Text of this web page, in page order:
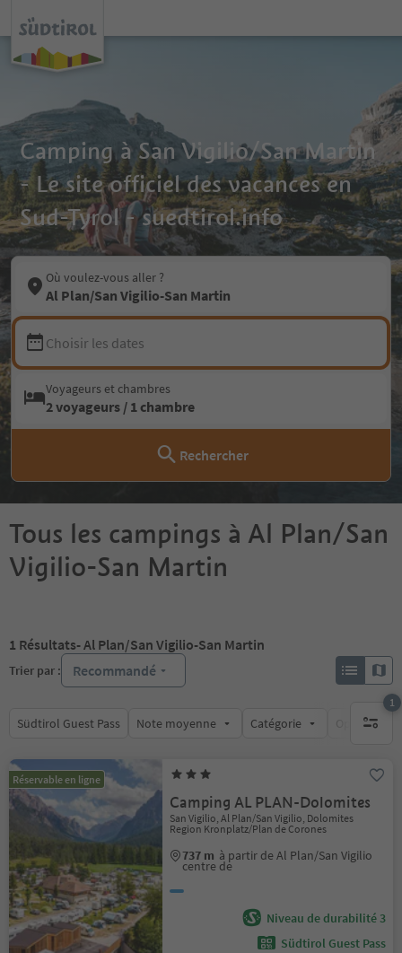
Camping à San Vigilio/San Martin
- Le site officiel des vacances en
Sud-Tyrol - suedtirol.info
Où voulez-vous aller ?
Al Plan/San Vigilio-San Martin
Choisir les dates
Voyageurs et chambres
2 voyageurs / 1 chambre
Rechercher
Tous les campings à Al Plan/San
Vigilio-San Martin
1 Résultats- Al Plan/San Vigilio-San Martin
Trier par : Recommandé
Südtirol Guest Pass Note moyenne Catégorie Options de
1
1 filtre
Réservable en ligne
Camping AL PLAN-Dolomites
San Vigilio, Al Plan/San Vigilio, Dolomites
Region Kronplatz/Plan de Corones
737 m à partir de Al Plan/San Vigilio
centre de
Niveau de durabilité 3
Südtirol Guest Pass